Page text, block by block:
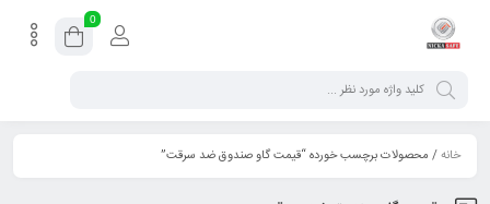
0
خانه/ محصولات برچسب خورده “قیمت گاو صندوق ضد سرقت”